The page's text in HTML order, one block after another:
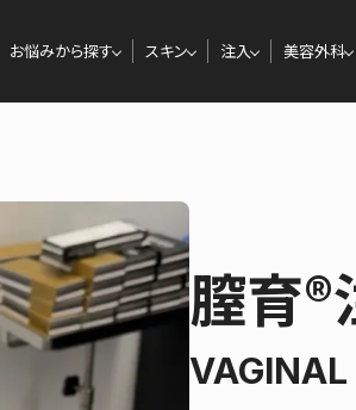
お悩みから探す スキン 注入 美容外科
膣育®